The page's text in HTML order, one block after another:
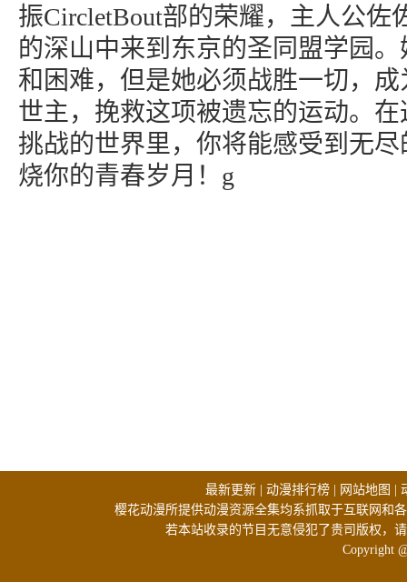
振CircletBout部的荣耀，主人公佐
的深山中来到东京的圣同盟学园
和困难，但是她必须战胜一切，
世主，挽救这项被遗忘的运动。
挑战的世界里，你将能感受到无
烧你的青春岁月！g
最新更新 动漫排行榜 网站地图
樱花动漫所提供动漫资源全集均系抓取于互联网和
若本站收录的节目无意侵犯了贵司版权，
Copyright